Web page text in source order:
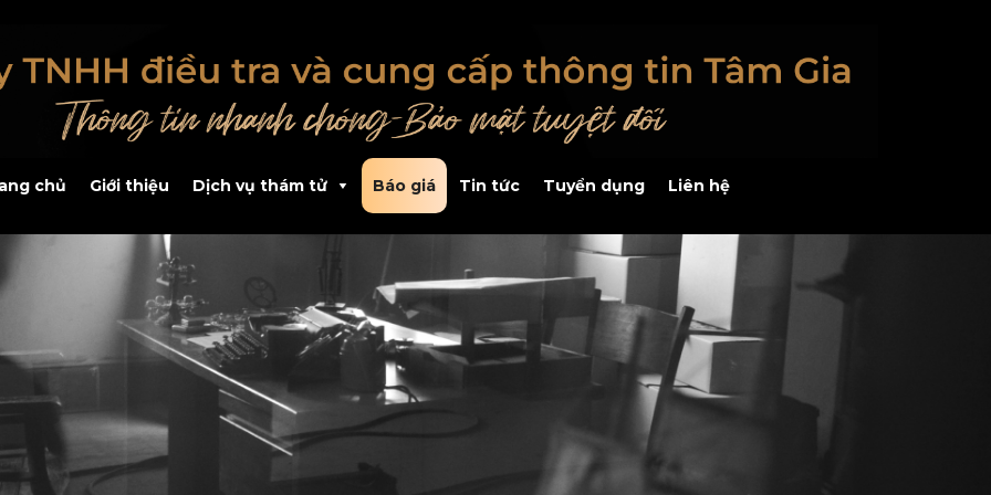
chủ Giới thiệu Dịch vụ thám tử Báo giá Tin tức Tuyển dụng Liên hệ